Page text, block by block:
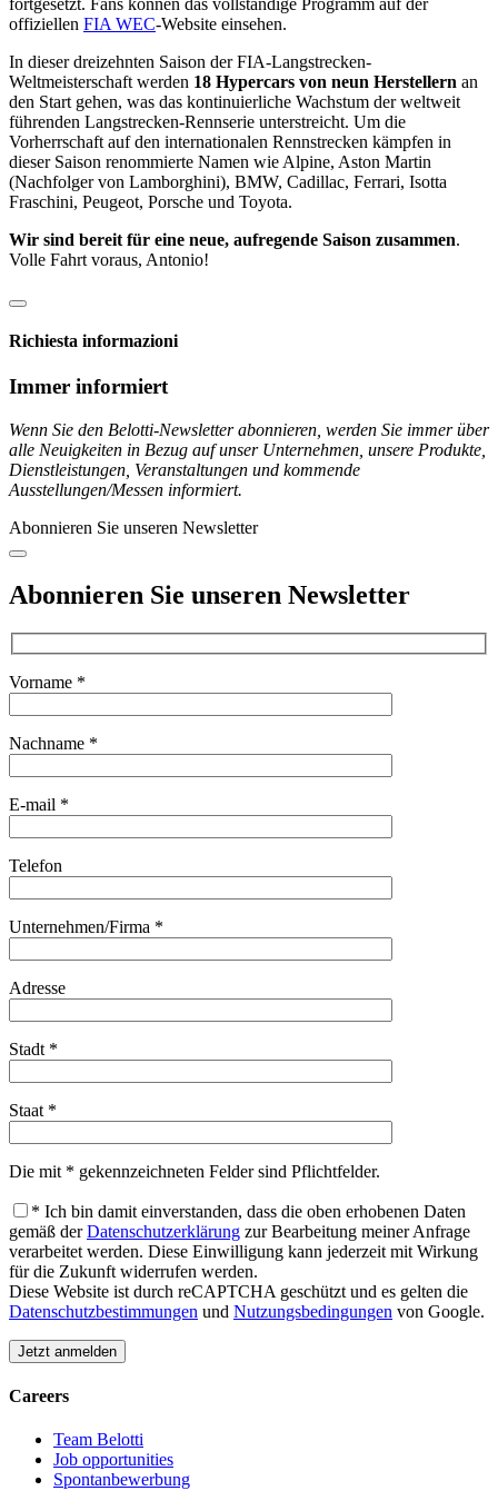
offiziellen FIA WEC-Website einsehen.
In dieser dreizehnten Saison der FIA-Langstrecken-
Weltmeisterschaft werden 18 Hypercars von neun Herstellern an
den Start gehen, was das kontinuierliche Wachstum der weltweit
führenden Langstrecken-Rennserie unterstreicht. Um die
Vorherrschaft auf den internationalen Rennstrecken kämpfen in
dieser Saison renommierte Namen wie Alpine, Aston Martin
(Nachfolger von Lamborghini), BMW, Cadillac, Ferrari, Isotta
Fraschini, Peugeot, Porsche und Toyota.
Wir sind bereit für eine neue, aufregende Saison zusammen.
Volle Fahrt voraus, Antonio!
Richiesta informazioni
Immer informiert
Wenn Sie den Belotti-Newsletter abonnieren, werden Sie immer über
alle Neuigkeiten in Bezug auf unser Unternehmen, unsere Produkte,
Dienstleistungen, Veranstaltungen und kommende
Ausstellungen/Messen informiert.
Abonnieren Sie unseren Newsletter
Abonnieren Sie unseren Newsletter
Vorname *
Nachname *
E-mail *
Telefon
Unternehmen/Firma *
Adresse
Stadt *
Staat *
Die mit * gekennzeichneten Felder sind Pflichtfelder.
* Ich bin damit einverstanden, dass die oben erhobenen Daten
gemäß derDatenschutzerklärung zur Bearbeitung meiner Anfrage
verarbeitet werden. Diese Einwilligung kann jederzeit mit Wirkung
für die Zukunft widerrufen werden.
Diese Website ist durch reCAPTCHA geschützt und es gelten die
Datenschutzbestimmungen und Nutzungsbedingungen von Google.
Careers
Team Belotti
Job opportunities
Spontanbewerbung